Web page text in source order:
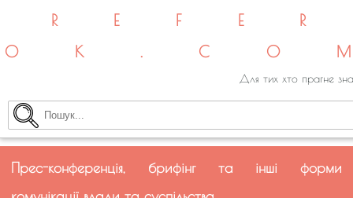
Для тих хто прагне
Прес-конференція, брифінг та інші форми